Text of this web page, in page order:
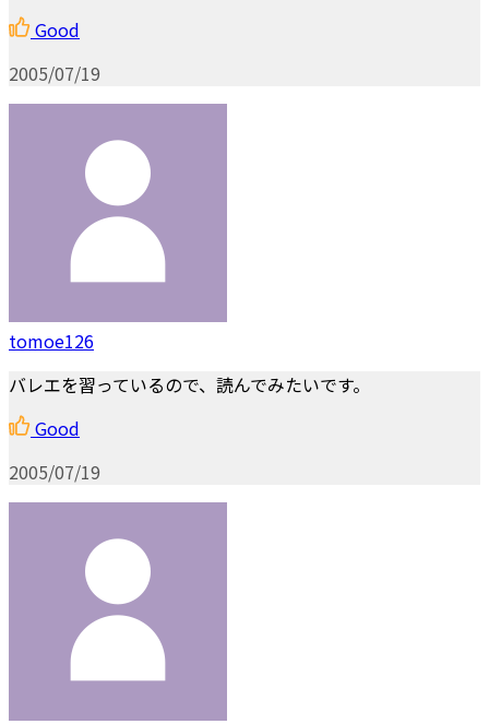
Good
2005/07/19
tomoe126
バレエを習っているので、読んでみたいです。
Good
2005/07/19